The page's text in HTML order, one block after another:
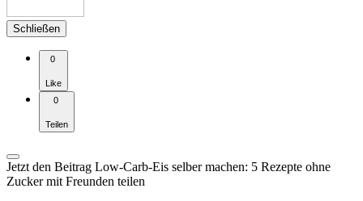
Schließen
0
Like
0
Teilen
Jetzt den Beitrag Low-Carb-Eis selber machen: 5 Rezepte ohne
Zucker mit Freunden teilen